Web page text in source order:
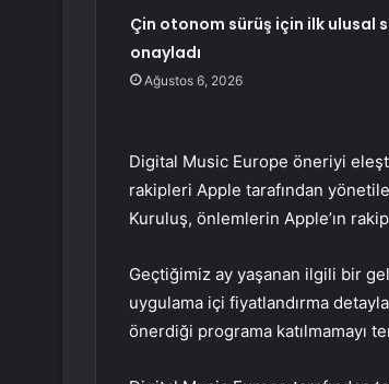
Çin otonom sürüş için ilk ulusal
onayladı
Ağustos 6, 2026
Digital Music Europe öneriyi
rakipleri Apple tarafından
Kuruluş, önlemlerin Apple’ın
Geçtiğimiz ay yaşanan ilgili bir
uygulama içi fiyatlandırma
önerdiği programa katılmamayı